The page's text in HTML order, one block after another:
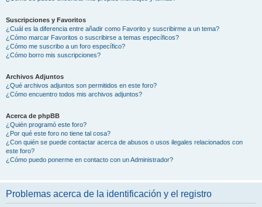
Suscripciones y Favoritos
¿Cuál es la diferencia entre añadir como Favorito y suscribirme a un tema?
¿Cómo marcar Favoritos o suscribirse a temas específicos?
¿Cómo me suscribo a un foro específico?
¿Cómo borro mis suscripciones?
Archivos Adjuntos
¿Qué archivos adjuntos son permitidos en este foro?
¿Cómo encuentro todos mis archivos adjuntos?
Acerca de phpBB
¿Quién programó este foro?
¿Por qué este foro no tiene tal cosa?
¿Con quién se puede contactar acerca de abusos o usos ilegales relacionados con
este foro?
¿Cómo puedo ponerme en contacto con un Administrador?
Problemas acerca de la identificación y el registro